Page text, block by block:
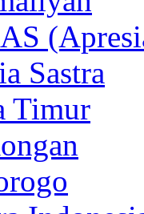
Sastra
Timur